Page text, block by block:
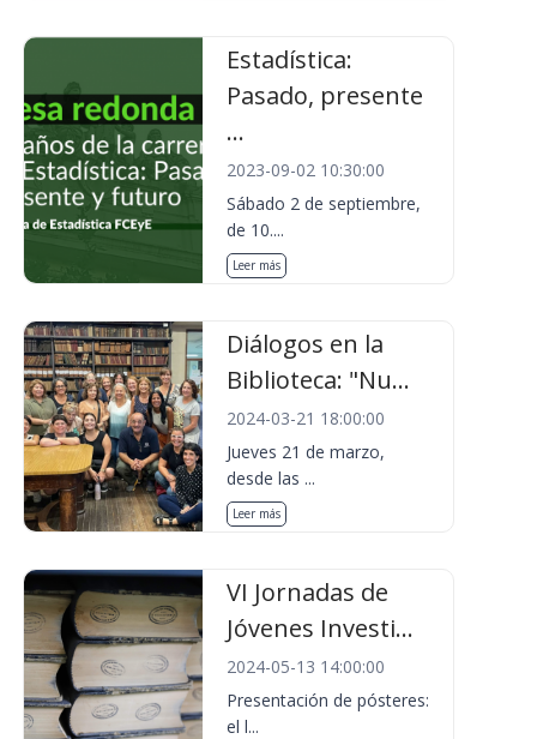
Estadística:
Pasado, presente
...
2023-09-02 10:30:00
Sábado 2 de septiembre,
de 10....
Leer más
Diálogos en la
Biblioteca: "Nu...
2024-03-21 18:00:00
Jueves 21 de marzo,
desde las ...
Leer más
VI Jornadas de
Jóvenes Investi...
2024-05-13 14:00:00
Presentación de pósteres:
el l...